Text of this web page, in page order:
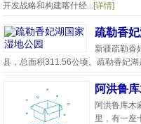
开发战略和构建喀什经...[详情]
疏勒香
新疆疏勒香
县，总面积311.56公顷。疏勒香妃湖
阿洪鲁
阿洪鲁库木
里，有一座